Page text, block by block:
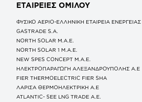
ΕΤΑΙΡΕΙΕΣ ΟΜΙΛΟΥ
ΦΥΣΙΚΟ ΑΕΡΙΟ-ΕΛΛΗΝΙΚΗ ΕΤΑΙΡΕΙΑ ΕΝΕΡΓΕΙΑΣ
GASTRADE S.A.
NORTH SOLAR M.Α.Ε.
NORTH SOLAR 1 M.Α.Ε.
NEW SPES CONCEPT Μ.Α.Ε.
ΗΛΕΚΤΡΟΠΑΡΑΓΩΓΗ ΑΛΕΞΑΝΔΡΟΥΠΟΛΗΣ A.E
FIER THERMOELECTRIC FIER SHA
ΛΑΡΙΣΑ ΘΕΡΜΟΗΛΕΚΤΡΙΚΗ A.E
ATLANTIC- SEE LNG TRADE A.E.